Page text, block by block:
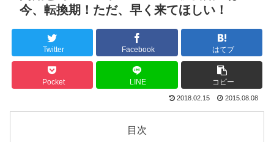
今、転換期！ただ、早く来てほしい！
Twitter Facebook はてブ
Pocket LINE コピー
2018.02.15 2015.08.08
目次